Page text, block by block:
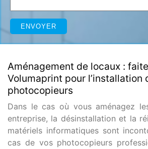
Aménagement de locaux :
Volumaprint pour l’installation
photocopieurs
Dans le cas où vous aménagez
entreprise, la désinstallation et la
matériels informatiques sont
cas de vos photocopieurs